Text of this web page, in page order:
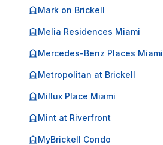
Mark on Brickell
Melia Residences Miami
Mercedes-Benz Places Miami
Metropolitan at Brickell
Millux Place Miami
Mint at Riverfront
MyBrickell Condo